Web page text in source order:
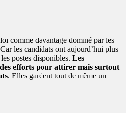
comme davantage dominé par les
les candidats ont aujourd’hui plus
postes disponibles. Les
efforts pour attirer mais surtout
. Elles gardent tout de même un